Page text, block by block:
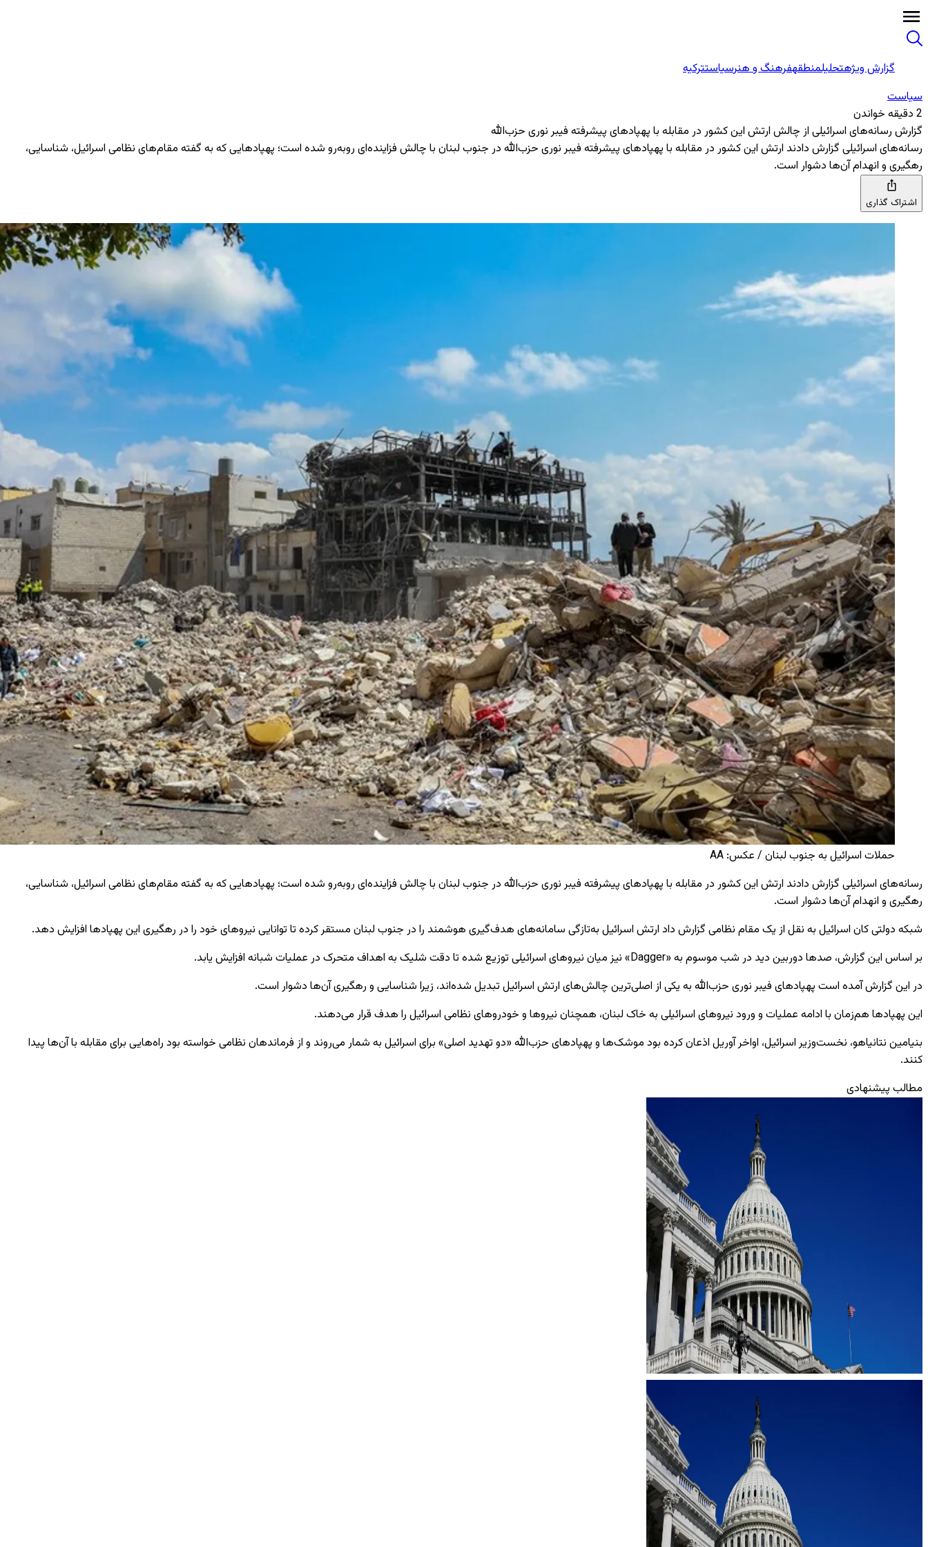
گزارش ویژهتحلیلمنطقهفرهنگ و هنرسیاستترکیه
سیاست
2 دقیقه خواندن
گزارش رسانه‌های اسرائیلی از چالش ارتش این کشور در مقابله با پهپادهای پیشرفته فیبر نوری حزب‌الله
رسانه‌های اسرائیلی گزارش دادند ارتش این کشور در مقابله با پهپادهای پیشرفته فیبر نوری حزب‌الله در جنوب لبنان با چالش فزاینده‌ای روبه‌رو شده است؛ پهپادهایی که به گفته مقام‌های نظامی اسرائیل، شناسایی،
رهگیری و انهدام آن‌ها دشوار است.
اشتراک گذاری
حملات اسرائیل به جنوب لبنان / عکس: AA
رسانه‌های اسرائیلی گزارش دادند ارتش این کشور در مقابله با پهپادهای پیشرفته فیبر نوری حزب‌الله در جنوب لبنان با چالش فزاینده‌ای روبه‌رو شده است؛ پهپادهایی که به گفته مقام‌های نظامی اسرائیل، شناسایی،
رهگیری و انهدام آن‌ها دشوار است.
شبکه دولتی کان اسرائیل به نقل از یک مقام نظامی گزارش داد ارتش اسرائیل به‌تازگی سامانه‌های هدف‌گیری هوشمند را در جنوب لبنان مستقر کرده تا توانایی نیروهای خود را در رهگیری این پهپادها افزایش دهد.
بر اساس این گزارش، صدها دوربین دید در شب موسوم به «Dagger» نیز میان نیروهای اسرائیلی توزیع شده تا دقت شلیک به اهداف متحرک در عملیات شبانه افزایش یابد.
در این گزارش آمده است پهپادهای فیبر نوری حزب‌الله به یکی از اصلی‌ترین چالش‌های ارتش اسرائیل تبدیل شده‌اند، زیرا شناسایی و رهگیری آن‌ها دشوار است.
این پهپادها هم‌زمان با ادامه عملیات و ورود نیروهای اسرائیلی به خاک لبنان، همچنان نیروها و خودروهای نظامی اسرائیل را هدف قرار می‌دهند.
بنیامین نتانیاهو، نخست‌وزیر اسرائیل، اواخر آوریل اذعان کرده بود موشک‌ها و پهپادهای حزب‌الله «دو تهدید اصلی» برای اسرائیل به شمار می‌روند و از فرماندهان نظامی خواسته بود راه‌هایی برای مقابله با آن‌ها پیدا
کنند.
مطالب پیشنهادی